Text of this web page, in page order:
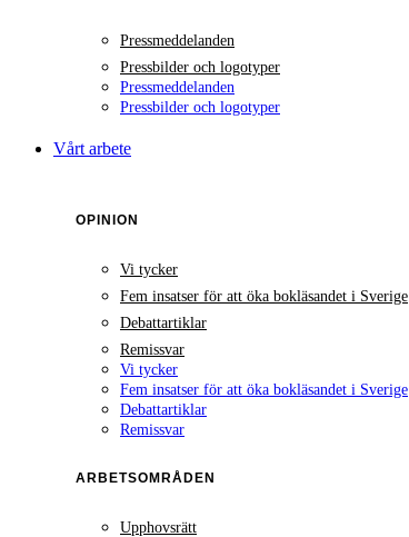
Pressmeddelanden
Pressbilder och logotyper
Pressmeddelanden
Pressbilder och logotyper
Vårt arbete
OPINION
Vi tycker
Fem insatser för att öka bokläsandet i Sverige
Debattartiklar
Remissvar
Vi tycker
Fem insatser för att öka bokläsandet i Sverige
Debattartiklar
Remissvar
ARBETSOMRÅDEN
Upphovsrätt